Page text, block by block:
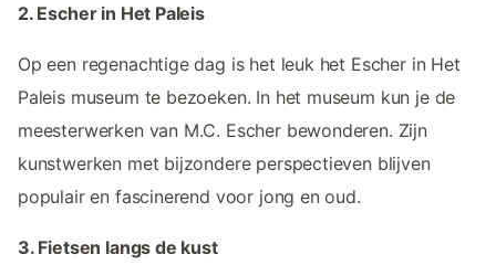
2. Escher in Het Paleis
Op een regenachtige dag is het leuk het Escher in Het
Paleis museum te bezoeken. In het museum kun je de
meesterwerken van M.C. Escher bewonderen. Zijn
kunstwerken met bijzondere perspectieven blijven
populair en fascinerend voor jong en oud.
3. Fietsen langs de kust